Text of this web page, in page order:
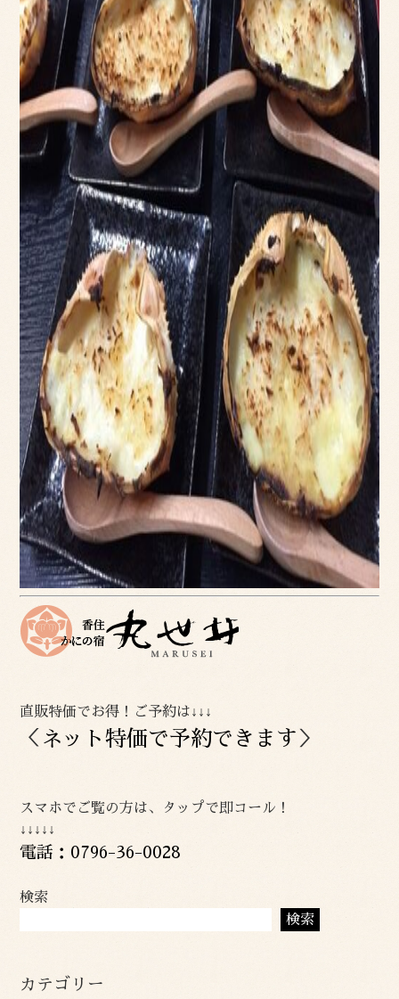
直販特価でお得！ご予約は↓↓↓
＜ ネット特価で予約できます ＞
スマホでご覧の方は、タップで即コール！
↓↓↓↓↓
電話：0796-36-0028
検索
検索
カテゴリー